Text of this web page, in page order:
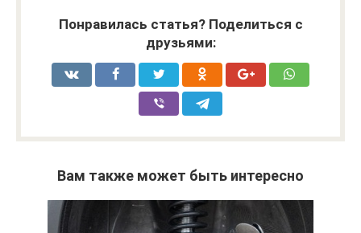
Понравилась статья? Поделиться с
друзьями:
Вам также может быть интересно